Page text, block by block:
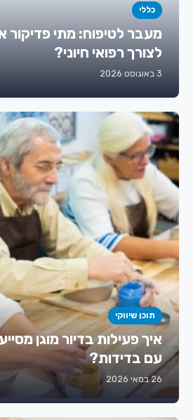
כללי
מעבר לטיפוח: מתי פדיקור
לצורך רפואי חיוני?
3 באוגוסט 2026
תוכן שיווקי
איך פעילות בדיור מוגן
עם בדידות?
26 במאי 2026